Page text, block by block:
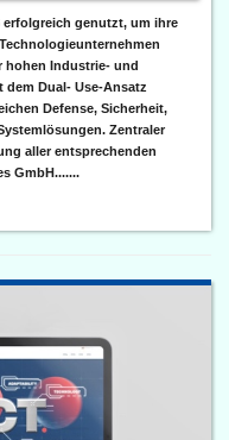
erfolgreich genutzt, um ihre
hohen Industrie- und
Dual- Use-Ansatz
Defense, Sicherheit,
Zentraler
aller entsprechenden
GmbH.......